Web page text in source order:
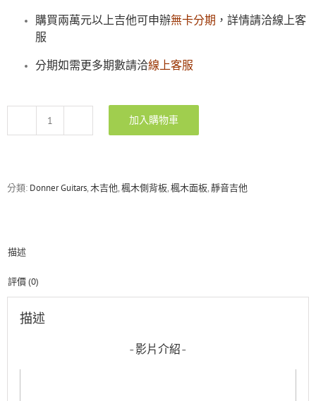
購買兩萬元以上吉他可申辦無卡分期 ，詳情請洽線上客
服
分期如需更多期數請洽線上客服
Donner
加入購物車
分類: Donner Guitars,木吉他,楓木側背板,楓木面板,靜音吉他
描述
評價 (0)
描述
-影片介紹-